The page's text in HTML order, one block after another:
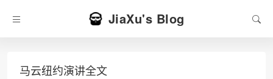
JiaXu's Blog
马云纽约演讲全文